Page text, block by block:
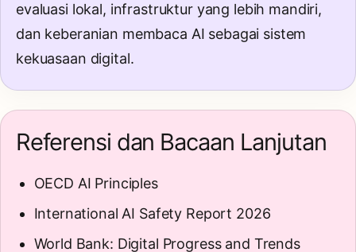
evaluasi lokal, infrastruktur yang lebih mandiri,
dan keberanian membaca AI sebagai sistem
kekuasaan digital.
Referensi dan Bacaan Lanjutan
OECD AI Principles
International AI Safety Report 2026
World Bank: Digital Progress and Trends